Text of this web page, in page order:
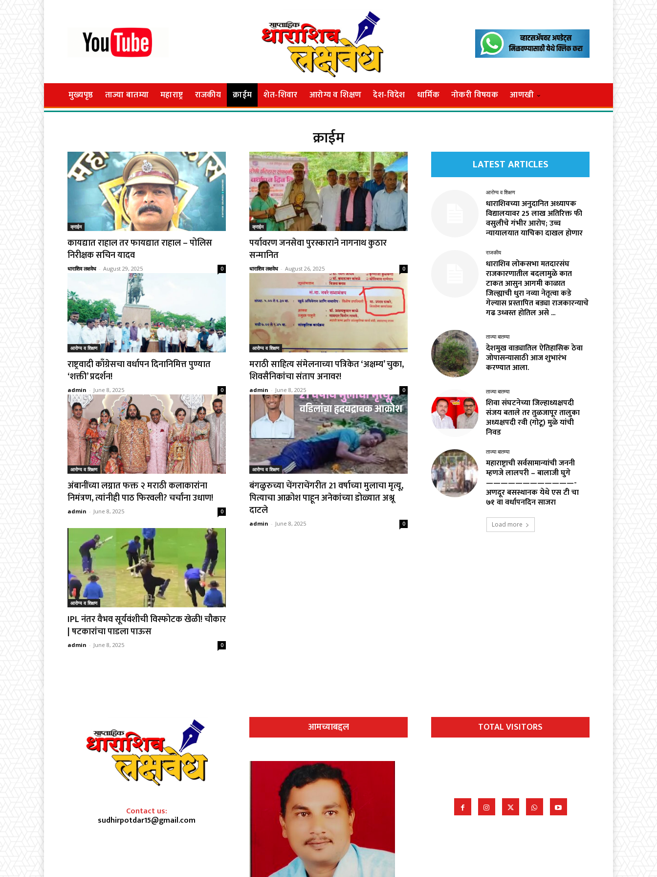
मुख्यपृष्ठ ताज्या बातम्या महाराष्ट्र राजकीय क्राईम शेत-शिवार आरोग्य व शिक्षण देश-विदेश धार्मिक नोकरी विषयक आणखी
क्राईम
क्राईम
कायद्यात राहाल तर फायद्यात राहाल – पोलिस
निरीक्षक सचिन यादव
धाराशिव लक्षवेध - August 29, 2025 0
क्राईम
पर्यावरण जनसेवा पुरस्काराने नागनाथ कुठार
सन्मानित
धाराशिव लक्षवेध - August 26, 2025 0
आरोग्य व शिक्षण
राष्ट्रवादी काँग्रेसचा वर्धापन दिनानिमित्त पुण्यात
‘शक्ती’ प्रदर्शन!
admin - June 8, 2025 0
आरोग्य व शिक्षण
मराठी साहित्य संमेलनाच्या पत्रिकेत ‘अक्षम्य’ चुका,
शिवसैनिकांचा संताप अनावर!
admin - June 8, 2025 0
आरोग्य व शिक्षण
अंबानींच्या लग्नात फक्त २ मराठी कलाकारांना
निमंत्रण, त्यांनीही पाठ फिरवली? चर्चांना उधाण!
admin - June 8, 2025 0
आरोग्य व शिक्षण
बंगळुरुच्या चेंगराचेंगरीत 21 वर्षाच्या मुलाचा मृत्यू,
पित्याचा आक्रोश पाहून अनेकांच्या डोळ्यात अश्रू
दाटले
admin - June 8, 2025 0
आरोग्य व शिक्षण
IPL नंतर वैभव सूर्यवंशीची विस्फोटक खेळी! चौकार
| षटकारांचा पाडला पाऊस
admin - June 8, 2025 0
LATEST ARTICLES
आरोग्य व शिक्षण
धाराशिवच्या अनुदानित अध्यापक
विद्यालयावर ₹25 लाख अतिरिक्त फी
वसुलीचे गंभीर आरोप; उच्च
न्यायालयात याचिका दाखल होणार
राजकीय
धाराशिव लोकसभा मतदारसंघ
राजकारणातील बदलामुळे कात
टाकत आसुन आगमी काळात
जिल्ह्याची धुरा नव्या नेतृत्वा कडे
गेल्यास प्रस्तापित बड्या राजकारन्याचे
गढ उध्वस्त होतिल असे ...
ताज्या बातम्या
देशमुख वाड्यातिल ऐतिहासिक ठेवा
जोपासन्यासाठी आज शुभारंभ
करण्यात आला.
ताज्या बातम्या
शिवा संघटनेच्या जिल्हाध्यक्षपदी
संजय बताले तर तुळजापूर तालुका
अध्यक्षपदी रवी (गोटू) मुळे यांची
निवड
ताज्या बातम्या
महाराष्ट्राची सर्वसामान्यांची जननी
म्हणजे लालपरी – बालाजी घुगे
————————————-
अणदूर बसस्थानक येथे एस टी चा
७१ वा वर्धापनदिन साजरा
Load more
Contact us:
sudhirpotdar15@gmail.com
आमच्याबद्दल TOTAL VISITORS